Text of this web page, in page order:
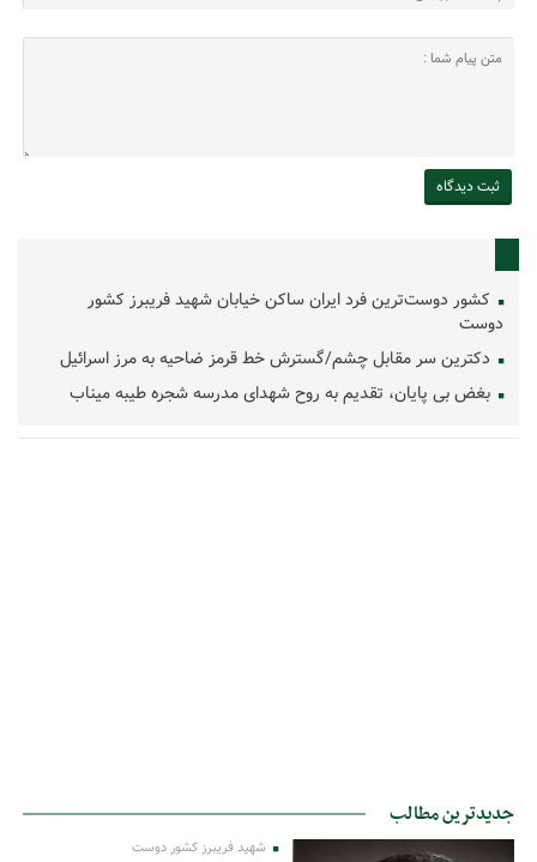
کشور دوست‌ترین فرد ایران ساکن خیابان شهید فریبرز کشور
دوست
دکترین سر مقابل چشم/گسترش خط قرمز ضاحیه به مرز اسرائیل
بغض بی پایان، تقدیم به روح شهدای مدرسه شجره طیبه میناب
جدیدترین مطالب
شهید فریبرز کشور دوست